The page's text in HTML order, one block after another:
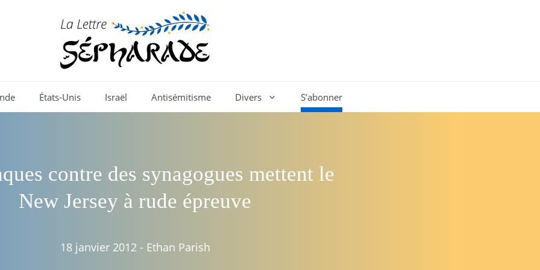
États-Unis Israël Antisémitisme Divers S’abonner
contre des synagogues mettent le
New Jersey à rude épreuve
18 janvier 2012 - Ethan Parish